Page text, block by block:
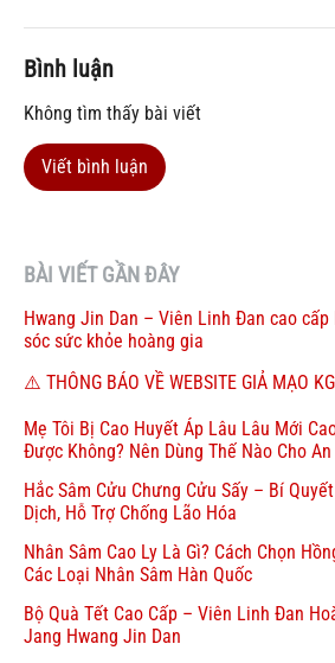
Bình luận
Không tìm thấy bài viết
Viết bình luận
BÀI VIẾT GẦN ĐÂY
Hwang Jin Dan – Viên Linh Đan cao
sóc sức khỏe hoàng gia
⚠️ THÔNG BÁO VỀ WEBSITE GIẢ MẠO
Mẹ Tôi Bị Cao Huyết Áp Lâu Lâu Mới
Được Không? Nên Dùng Thế Nào Cho An
Hắc Sâm Cửu Chưng Cửu Sấy – Bí
Dịch, Hỗ Trợ Chống Lão Hóa
Nhân Sâm Cao Ly Là Gì? Cách Chọn
Các Loại Nhân Sâm Hàn Quốc
Bộ Quà Tết Cao Cấp – Viên Linh Đan
Jang Hwang Jin Dan